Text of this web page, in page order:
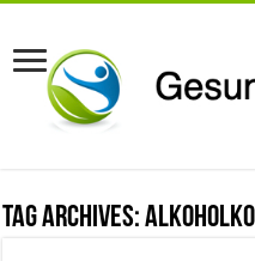
Tag Archives: